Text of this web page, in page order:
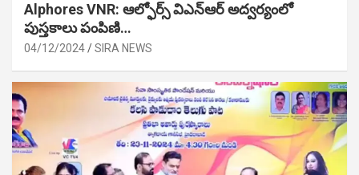
Alphores VNR: ఆల్ఫోర్స్ విఎన్ఆర్ అద్వర్యంలో
పుస్తకాలు పంపిణి…
04/12/2024 SIRA NEWS